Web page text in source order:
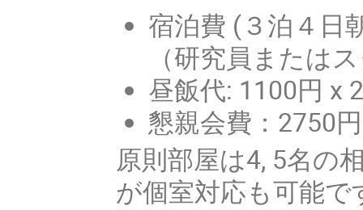
宿泊費 (３泊４日
（研究員または
昼飯代: 1100円 x
懇親会費：2750
原則部屋は4, 5名の
が個室対応も可能で